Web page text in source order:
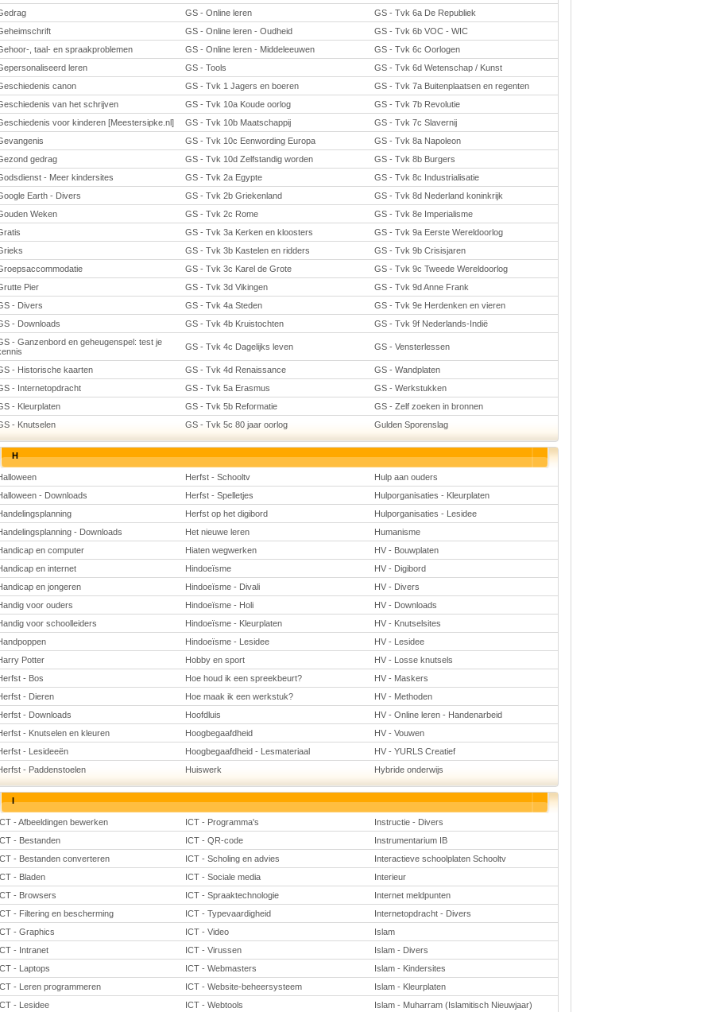
GS - Online leren
GS - Tvk 6a De Republiek
GS - Online leren - Oudheid
GS - Tvk 6b VOC - WIC
, taal- en spraakproblemen
GS - Online leren - Middeleeuwen
GS - Tvk 6c Oorlogen
leren
GS - Tools
GS - Tvk 6d Wetenschap / Kunst
canon
GS - Tvk 1 Jagers en boeren
GS - Tvk 7a Buitenplaatsen en regenten
van het schrijven
GS - Tvk 10a Koude oorlog
GS - Tvk 7b Revolutie
voor kinderen [Meestersipke.nl]
GS - Tvk 10b Maatschappij
GS - Tvk 7c Slavernij
GS - Tvk 10c Eenwording Europa
GS - Tvk 8a Napoleon
gedrag
GS - Tvk 10d Zelfstandig worden
GS - Tvk 8b Burgers
- Meer kindersites
GS - Tvk 2a Egypte
GS - Tvk 8c Industrialisatie
Earth - Divers
GS - Tvk 2b Griekenland
GS - Tvk 8d Nederland koninkrijk
Weken
GS - Tvk 2c Rome
GS - Tvk 8e Imperialisme
GS - Tvk 3a Kerken en kloosters
GS - Tvk 9a Eerste Wereldoorlog
GS - Tvk 3b Kastelen en ridders
GS - Tvk 9b Crisisjaren
GS - Tvk 3c Karel de Grote
GS - Tvk 9c Tweede Wereldoorlog
Pier
GS - Tvk 3d Vikingen
GS - Tvk 9d Anne Frank
- Divers
GS - Tvk 4a Steden
GS - Tvk 9e Herdenken en vieren
- Downloads
GS - Tvk 4b Kruistochten
GS - Tvk 9f Nederlands-Indië
- Ganzenbord en geheugenspel: test je
GS - Tvk 4c Dagelijks leven GS - Vensterlessen
- Historische kaarten GS - Tvk 4d Renaissance
GS - Wandplaten
- Internetopdracht
GS - Tvk 5a Erasmus
GS - Werkstukken
- Kleurplaten
GS - Tvk 5b Reformatie
GS - Zelf zoeken in bronnen
- Knutselen
GS - Tvk 5c 80 jaar oorlog Gulden Sporenslag
H
Herfst - Schooltv
Hulp aan ouders
- Downloads
Herfst - Spelletjes
Hulporganisaties - Kleurplaten
Herfst op het digibord
Hulporganisaties - Lesidee
- Downloads
Het nieuwe leren
Humanisme
en computer
Hiaten wegwerken
HV - Bouwplaten
en internet
Hindoeïsme
HV - Digibord
en jongeren
Hindoeïsme - Divali
HV - Divers
voor ouders
Hindoeïsme - Holi
HV - Downloads
voor schoolleiders
Hindoeïsme - Kleurplaten
HV - Knutselsites
Hindoeïsme - Lesidee
HV - Lesidee
Potter
Hobby en sport
HV - Losse knutsels
- Bos
Hoe houd ik een spreekbeurt?
HV - Maskers
- Dieren
Hoe maak ik een werkstuk?
HV - Methoden
- Downloads
Hoofdluis
HV - Online leren - Handenarbeid
- Knutselen en kleuren
Hoogbegaafdheid
HV - Vouwen
- Lesideeën
Hoogbegaafdheid - Lesmateriaal
HV - YURLS Creatief
- Paddenstoelen
Huiswerk Hybride onderwijs
I
- Afbeeldingen bewerken ICT - Programma's
Instructie - Divers
- Bestanden
ICT - QR-code
Instrumentarium IB
- Bestanden converteren
ICT - Scholing en advies
Interactieve schoolplaten Schooltv
- Bladen
ICT - Sociale media
Interieur
- Browsers
ICT - Spraaktechnologie
Internet meldpunten
- Filtering en bescherming
ICT - Typevaardigheid
Internetopdracht - Divers
- Graphics
ICT - Video
Islam
- Intranet
ICT - Virussen
Islam - Divers
- Laptops
ICT - Webmasters
Islam - Kindersites
- Leren programmeren
ICT - Website-beheersysteem
Islam - Kleurplaten
- Lesidee
ICT - Webtools Islam - Muharram (Islamitisch Nieuwjaar)